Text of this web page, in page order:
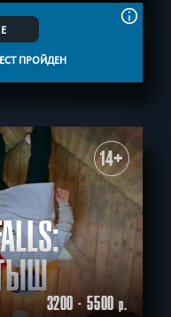
ПРОЙДЕН
14+
3200 - 5500р.